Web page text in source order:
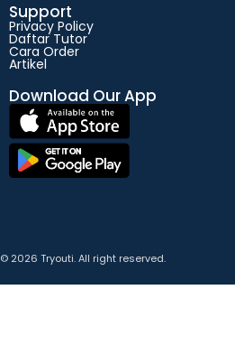
Support
Privacy Policy
Daftar Tutor
Cara Order
Artikel
Download Our App
© 2026 Tryouti. All right reserved.